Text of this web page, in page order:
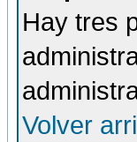
Hay tres
Volver